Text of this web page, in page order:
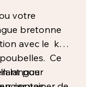
votre
bretonne
avec le kit
Ce
pour
langue